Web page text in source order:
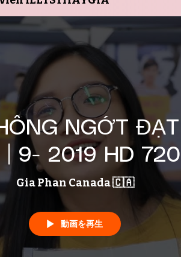
NGỚT ĐẠT
| 9- 2019 HD 720
Gia Phan Canada 🇨🇦
動画を再生